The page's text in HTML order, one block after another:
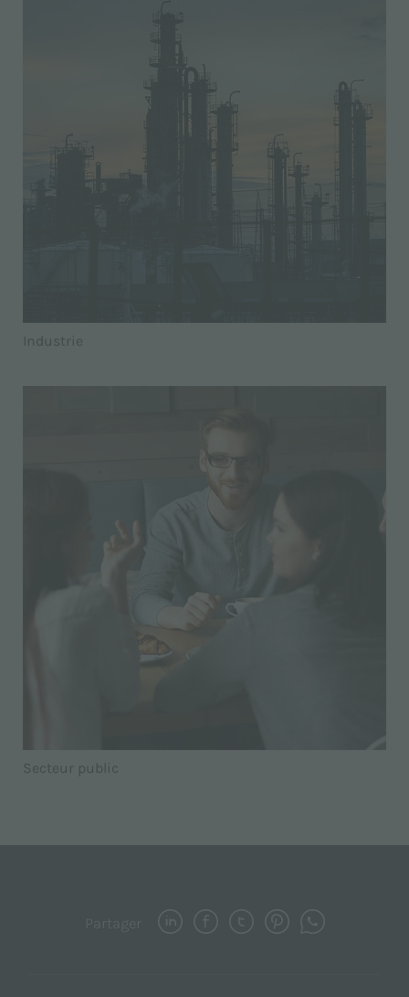
Industrie
Secteur public